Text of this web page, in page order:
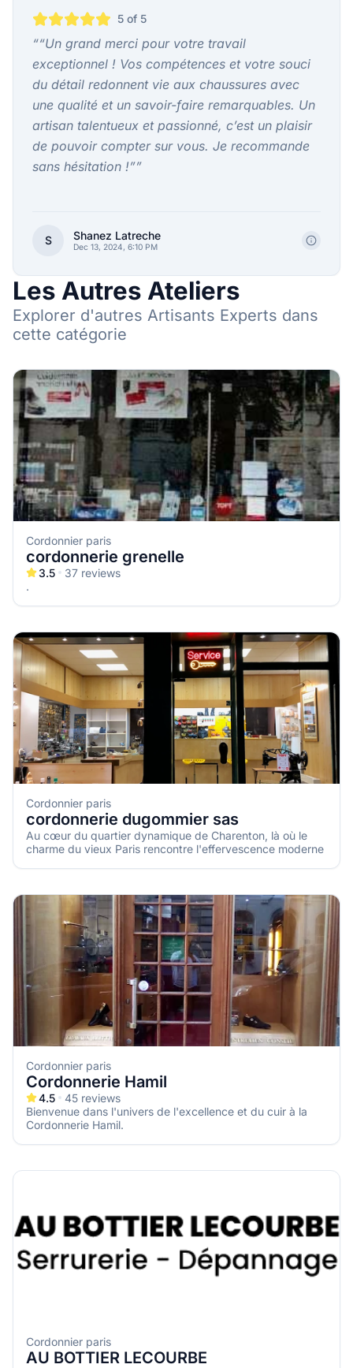
5 of 5
““Un grand merci pour votre travail
exceptionnel ! Vos compétences et votre souci
du détail redonnent vie aux chaussures avec
une qualité et un savoir-faire remarquables. Un
artisan talentueux et passionné, c’est un plaisir
de pouvoir compter sur vous. Je recommande
sans hésitation !””
S Shanez Latreche
Dec 13, 2024, 6:10 PM
Les Autres Ateliers
Explorer d'autres Artisants Experts dans
cette catégorie
Cordonnier paris
cordonnerie grenelle
3.5 37 reviews
.
Cordonnier paris
cordonnerie dugommier sas
Au cœur du quartier dynamique de Charenton, là où le
charme du vieux Paris rencontre l'effervescence moderne
Cordonnier paris
Cordonnerie Hamil
4.5 45 reviews
Bienvenue dans l'univers de l'excellence et du cuir à la
Cordonnerie Hamil.
Cordonnier paris
AU BOTTIER LECOURBE